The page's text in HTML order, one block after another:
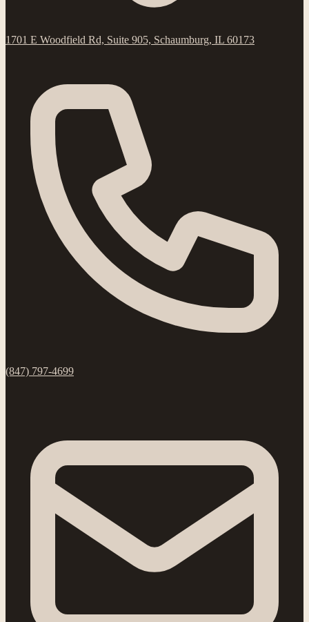
1701 E Woodfield Rd, Suite 905, Schaumburg, IL 60173
(847) 797-4699